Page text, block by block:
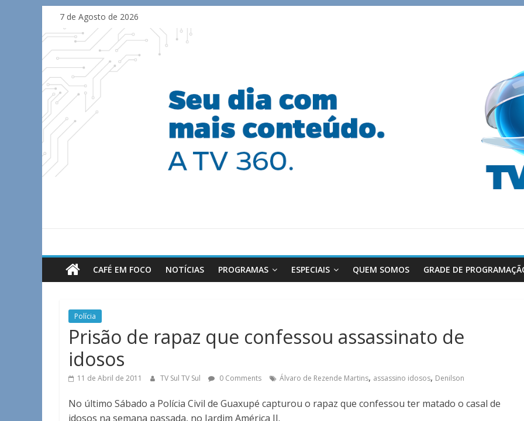
content
7 de Agosto de 2026
TV
Sul
Notícias
de
Guaxupé
região.
CAFÉ EM FOCO NOTÍCIAS PROGRAMAS ESPECIAIS QUEM SOMOS GRADE DE
Polícia
Prisão de rapaz que confessou assassinato de
idosos
11 de Abril de 2011 TV Sul TV Sul 0 Comments Álvaro de Rezende Martins, assassino idosos, Denilson
No último Sábado a Polícia Civil de Guaxupé capturou o rapaz que confessou ter matado o casal de
idosos na semana passada, no Jardim América II.